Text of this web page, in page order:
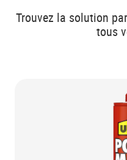
Trouvez la solution
tous